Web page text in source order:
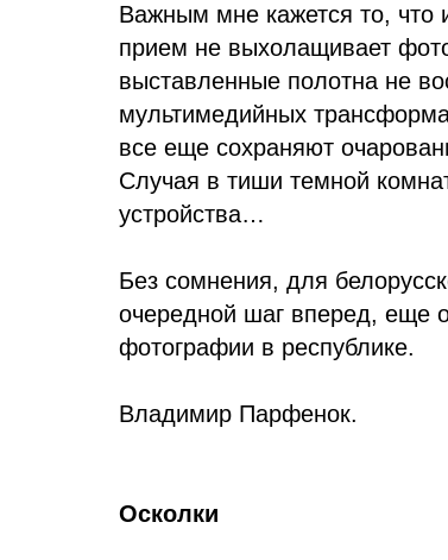
Важным мне кажется то, что
прием не выхолащивает
выставленные полотна не
мультимедийных
все еще сохраняют
Случая в тиши темной
устройства…
Без сомнения, для
очередной шаг вперед, еще
фотографии в республике.
Владимир Парфенок.
Осколки